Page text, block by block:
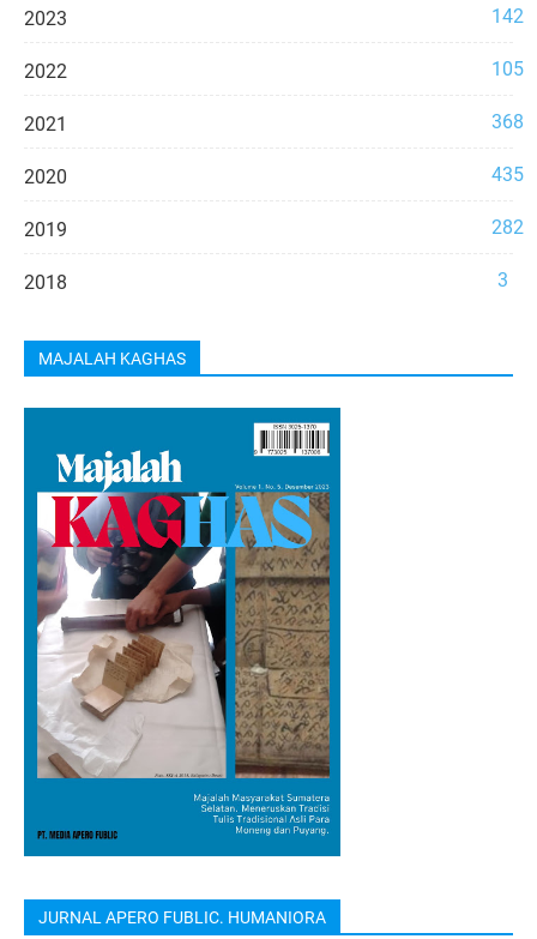
2023 142
2022 105
2021 368
2020 435
2019 282
2018 3
MAJALAH KAGHAS
JURNAL APERO FUBLIC. HUMANIORA